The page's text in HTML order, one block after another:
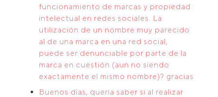
funcionamiento de marcas y propiedad
intelectual en redes sociales. La
utilización de un nombre muy parecido
al de una marca en una red social,
puede ser denunciable por parte de la
marca en cuestión (aun no siendo
exactamente el mismo nombre)? gracias
Buenos días, queria saber si al realizar